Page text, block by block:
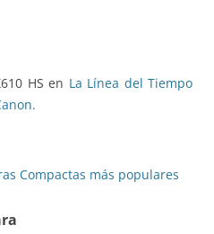
HS en La Línea del Tiempo
Compactas más populares